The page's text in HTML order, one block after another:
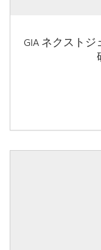
GIA ネクストジ